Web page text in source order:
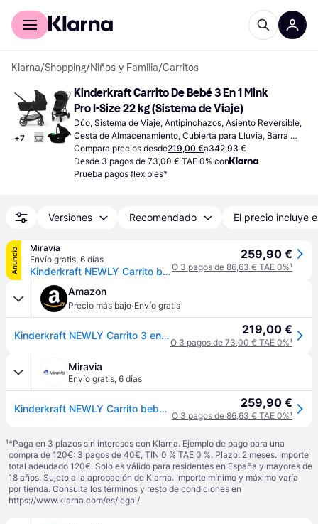
Comprar con Klarna
Klarna/Shopping/Niños y Familia/Carritos
+7
Kinderkraft Carrito De Bebé 3 En 1 Mink
Pro I-Size 22 kg (Sistema de Viaje)
Dúo, Sistema de Viaje, Antipinchazos, Asiento Reversible,
Cesta de Almacenamiento, Cubierta para Lluvia, Barra
Protectora, Capota Extensible, Mango Ajustable, Negro
Compara precios desde219,00 €a342,93 €
Desde 3 pagos de 73,00 € TAE 0% con
Prueba pagos flexibles*
Versiones Recomendado El precio incluye
Anuncio
Miravia
Envío gratis, 6 días
Kinderkraft NEWLY Carrito bebe 3 en 1 con Mink Pro I-Size, Sistema de viaje, Carrito Para Bebes, Silla De Paseo, Ligera, Cochecito 3 Piezas, Plegable, desde el nacimiento hasta 22 kg - Black
259,90 €
O 3 pagos de 86,63 € TAE 0%¹
Amazon
Precio más bajo·Envío gratis
Kinderkraft NEWLY Carrito 3 en 1, I-Size, Para niños, Sistema de viaje, Carrito Para Bebes, Silla De Paseo, Ligera, Carro Bebe, Cochecito 3 Piezas, Plegable, desde el nacimiento hasta 22 kg, Negro 219,00 €
O 3 pagos de 73,00 € TAE 0%¹
Miravia
Envío gratis, 6 días
Kinderkraft NEWLY Carrito bebe 3 en 1 con Mink Pro I-Size, Sistema de viaje, Carrito Para Bebes, Silla De Paseo, Ligera, Cochecito 3 Piezas, Plegable, desde el nacimiento hasta 22 kg - Black 259,90 €
O 3 pagos de 86,63 € TAE 0%¹
¹*Paga en 3 plazos sin intereses con Klarna. Ejemplo de pago para una
compra de 120€: 3 pagos de 40€, TIN 0 % TAE 0 %. Plazo: 2 meses. Importe
total adeudado 120€. Solo es válido para residentes en España y mayores de
18 años. Sujeto a la aprobación de Klarna. Importe mínimo y máximo varía
por tienda. Consulta los términos y resto de condiciones en
https://www.klarna.com/es/legal/.